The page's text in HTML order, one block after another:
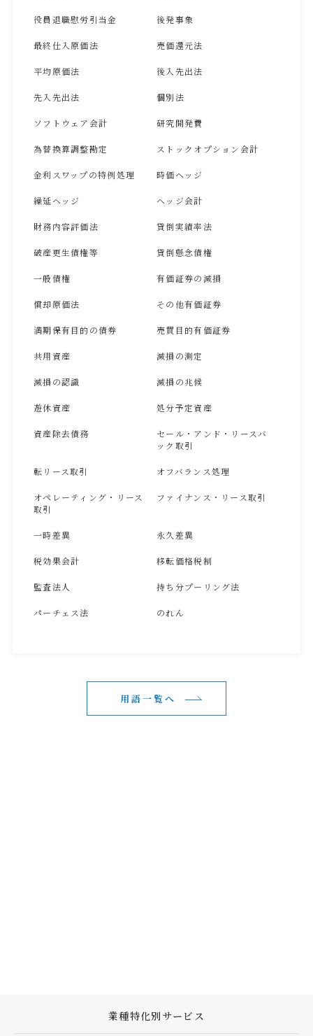
役員退職慰労引当金 後発事象
最終仕入原価法 売価還元法
平均原価法 後入先出法
先入先出法 個別法
ソフトウェア会計 研究開発費
為替換算調整勘定 ストックオプション会計
金利スワップの特例処理 時価ヘッジ
繰延ヘッジ ヘッジ会計
財務内容評価法 貸倒実績率法
破産更生債権等 貸倒懸念債権
一般債権 有価証券の減損
償却原価法 その他有価証券
満期保有目的の債券 売買目的有価証券
共用資産 減損の測定
減損の認識 減損の兆候
遊休資産 処分予定資産
資産除去債務
セール・アンド・リースバ
ック取引
転リース取引 オフバランス処理
オペレーティング・リース
取引
ファイナンス・リース取引
一時差異 永久差異
税効果会計 移転価格税制
監査法人 持ち分プーリング法
パーチェス法 のれん
用語一覧へ
業種特化別サービス